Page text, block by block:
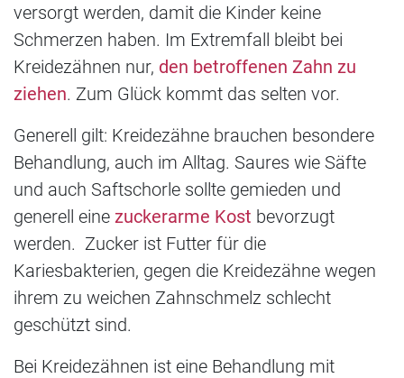
versorgt werden, damit die Kinder keine
Schmerzen haben. Im Extremfall bleibt bei
Kreidezähnen nur, den betroffenen Zahn zu
ziehen. Zum Glück kommt das selten vor.
Generell gilt: Kreidezähne brauchen besondere
Behandlung, auch im Alltag. Saures wie Säfte
und auch Saftschorle sollte gemieden und
generell eine zuckerarme Kost bevorzugt
werden. Zucker ist Futter für die
Kariesbakterien, gegen die Kreidezähne wegen
ihrem zu weichen Zahnschmelz schlecht
geschützt sind.
Bei Kreidezähnen ist eine Behandlung mit